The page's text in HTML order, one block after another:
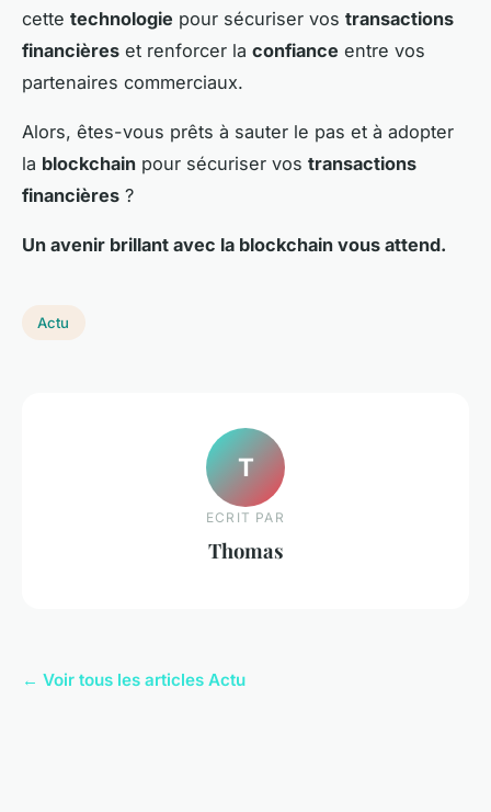
cette technologie pour sécuriser vos transactions
financières et renforcer la confiance entre vos
partenaires commerciaux.
Alors, êtes-vous prêts à sauter le pas et à adopter
la blockchain pour sécuriser vos transactions
financières ?
Un avenir brillant avec la blockchain vous attend.
Actu
T
ECRIT PAR
Thomas
← Voir tous les articles Actu